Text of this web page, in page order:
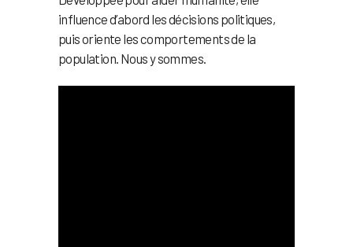
influence d’abord les décisions politiques,
puis oriente les comportements de la
population. Nous y sommes.